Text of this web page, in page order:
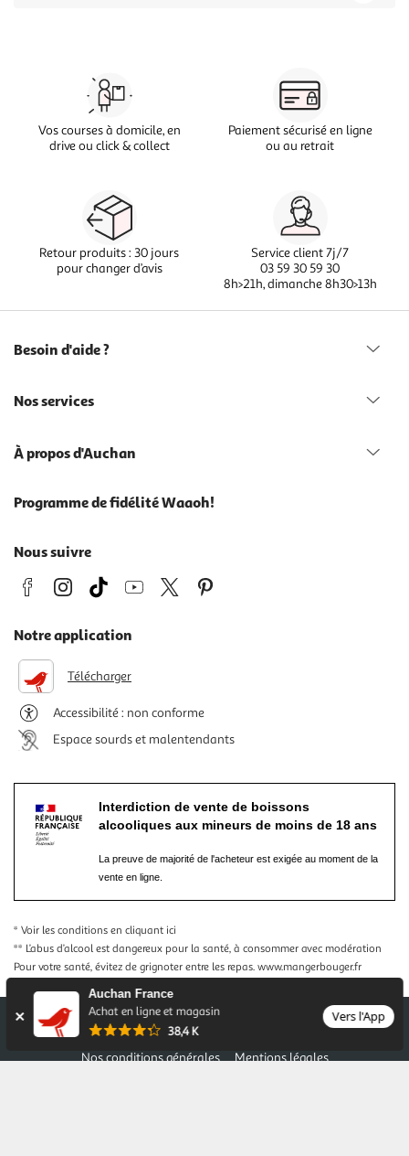
Auchan France
Achat en ligne et magasin
38,4 K
Vers l'App
Vos courses à domicile, en
drive ou click & collect
Paiement sécurisé en ligne
ou au retrait
Retour produits : 30 jours
pour changer d’avis
Service client 7j/7
03 59 30 59 30
8h>21h, dimanche 8h30>13h
Besoin d'aide ?
Nos services
À propos d'Auchan
Programme de fidélité Waaoh!
Nous suivre
Notre application
Télécharger
Accessibilité : non conforme
Espace sourds et malentendants
Interdiction de vente de boissons
alcooliques aux mineurs de moins de 18 ans
La preuve de majorité de l'acheteur est exigée au moment de la
vente en ligne.
* Voir les conditions en cliquant ici
** L’abus d’alcool est dangereux pour la santé, à consommer avec modération
Pour votre santé, évitez de grignoter entre les repas. www.mangerbouger.fr
Nos conditions générales
Mentions légales